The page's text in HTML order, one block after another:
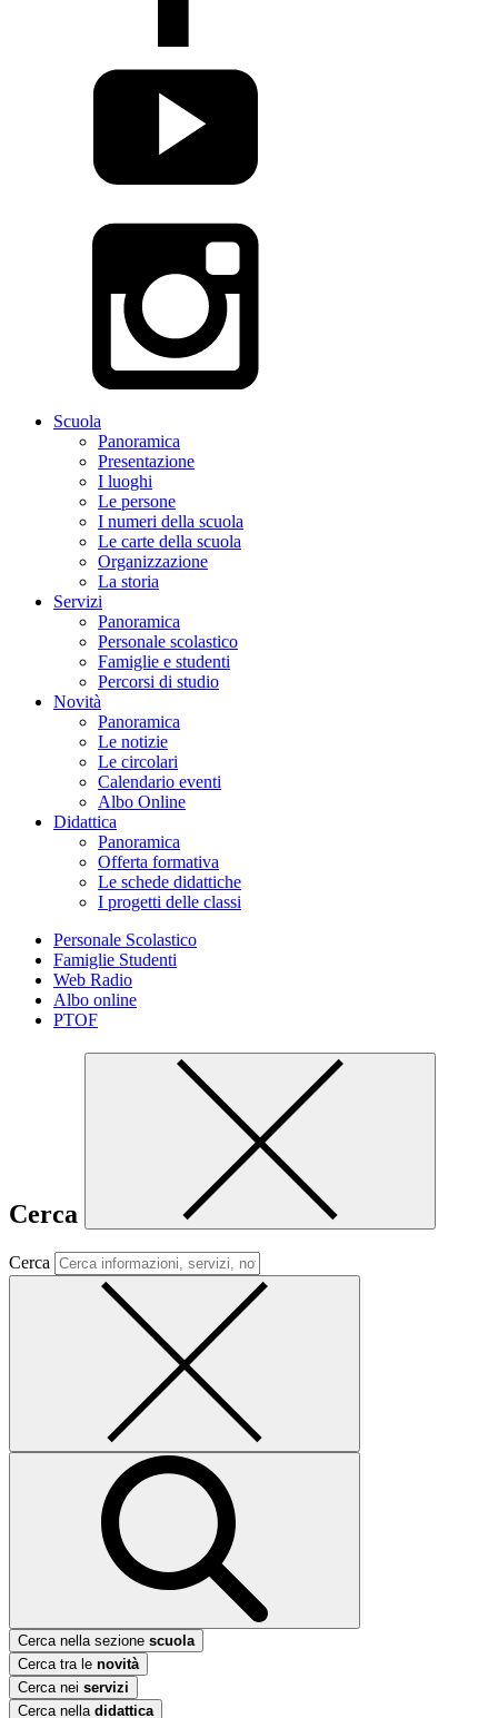
Scuola
Panoramica
Presentazione
I luoghi
Le persone
I numeri della scuola
Le carte della scuola
Organizzazione
La storia
Servizi
Panoramica
Personale scolastico
Famiglie e studenti
Percorsi di studio
Novità
Panoramica
Le notizie
Le circolari
Calendario eventi
Albo Online
Didattica
Panoramica
Offerta formativa
Le schede didattiche
I progetti delle classi
Personale Scolastico
Famiglie Studenti
Web Radio
Albo online
PTOF
Cerca
Cerca
Cerca nella sezione scuola
Cerca tra le novità
Cerca nei servizi
Cerca nella didattica